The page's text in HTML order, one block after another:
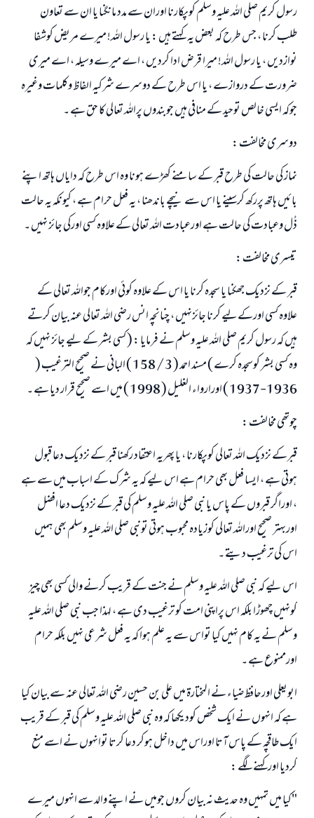
رسول کریم صلی اللہ علیہ وسلم کوپکارنا اوران سے مدد مانگنا یا ان سے تعاون
طلب کرنا ، جس طرح کہ بعض یہ کہتے ہیں : یا رسول اللہ! میرے مریض کوشفا
نوازدیں ، یا رسول اللہ! میرا قرض ادا کردیں ، اے میرے وسیلہ ، اے میری
ضرورت کے دروازے ، یا اس طرح کے دوسرے شرکیہ الفاظ وکلمات وغیرہ
جوکہ ایسی خالص توحید کے منافی ہیں جوبندوں پراللہ تعالی کا حق ہے ۔
دوسری مخالفت :
نماز کی حالت کی طرح قبر کے سامنے کھڑے ہونا وہ اس طرح کہ دایاں ہاتھ اپنے
بائيں ہاتھ پررکھ کرسینے یا اس سے نیچے باندھنا ، یہ فعل حرام ہے ، کیونکہ یہ حالت
ذُل وعبادت کی حالت ہے اورعبادت اللہ تعالی کے علاوہ کسی اورکی جائز نہيں ۔
تیسری مخالفت :
قبر کے نزدیک جھکنا یا سجدہ کرنا یا اس کے علاوہ کوئى اورکام جواللہ تعالی کے
علاوہ کسی اورکےلیے کرنا جائزنہيں ، چنانچہ انس رضی اللہ تعالی عنہ بیان کرتے
ہیں کہ رسول کریم صلی اللہ علیہ وسلم نے فرمایا : ( کسی بشر کے لیے جائز نہيں کہ
وہ کسی بشر کوسجدہ کرے ) مسند احمد ( 3 / 158 ) البانی نے صحیح الترغیب (
1936-1937 ) اورارواء الغلیل ( 1998 ) میں اسے صحیح قرار دیا ہے ۔
چوتھی مخالفت :
قبرکے نزدیک اللہ تعالی کوپکارنا ، یا پھریہ اعتقاد رکھنا قبر کے نزدیک دعا قبول
ہوتی ہے ، ایسا فعل بھی حرام ہے اس لیے کہ یہ شرک کے اسباب میں سے ہے
، اوراگر قبروں کے پاس یا نبی صلی اللہ علیہ وسلم کی قبر کے نزدیک دعا افضل
اوربہتر صحیح اوراللہ تعالی کوزيادہ محبوب ہوتی تونبی صلی اللہ علیہ وسلم بھی ہمیں
اس کی ترغیب دیتے ۔
اس لیے کہ نبی صلی اللہ علیہ وسلم نے جنت کے قریب کرنے والی کسی بھی چيز
کونہيں چھوڑا بلکہ اس پراپنی امت کو ترغیب دی ہے ، لہذا جب نبی صلی اللہ علیہ
وسلم نے یہ کام نہيں کیا تواس سے یہ علم ہوا کہ یہ فعل شرعی نہیں بلکہ حرام
اورممنوع ہے ۔
ابویعلی اورحافظ ضیاء نے المختارۃ میں علی بن حسین رضی اللہ تعالی عنہ سے بیان کیا
ہے کہ انہوں نے ایک شخص کودیکھا کہ وہ نبی صلی اللہ علیہ وسلم کی قبر کے قریب
ایک طاقچہ کے پاس آتا اوراس میں داخل ہوکر دعا کرتا توانہوں نے اسے منع
کردیا اورکہنے لگے :
"کیا میں تمہیں وہ حدیث نہ بیان کروں جومیں نے اپنے والد سے انہوں میرے